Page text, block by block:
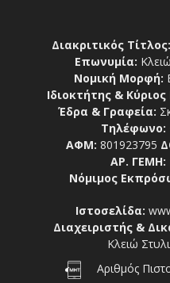
Διακριτικός Τίτλος:
Επωνυμία:
Νομική Μορφή:
Ιδιοκτήτης &
Έδρα & Γραφεία:
Τηλέφωνο:
ΑΦΜ: 801923795
ΑΡ. ΓΕΜΗ:
Νόμιμος
Ιστοσελίδα:
Διαχειριστής &
Κλειώ
Αριθμός